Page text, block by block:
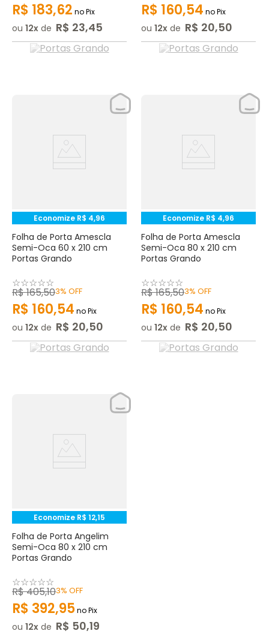
R$ 183,62 no Pix
ou 12 de R$ 23,45
R$ 160,54 no Pix
ou 12 de R$ 20,50
Economize R$ 4,96
Folha de Porta Amescla
Semi-Oca 60 x 210 cm
Portas Grando
☆☆☆☆☆
R$165,503% OFF
R$ 160,54 no Pix
ou 12 de R$ 20,50
Economize R$ 4,96
Folha de Porta Amescla
Semi-Oca 80 x 210 cm
Portas Grando
☆☆☆☆☆
R$165,503% OFF
R$ 160,54 no Pix
ou 12 de R$ 20,50
Economize R$ 12,15
Folha de Porta Angelim
Semi-Oca 80 x 210 cm
Portas Grando
☆☆☆☆☆
R$405,103% OFF
R$ 392,95no Pix
ou 12 de R$ 50,19